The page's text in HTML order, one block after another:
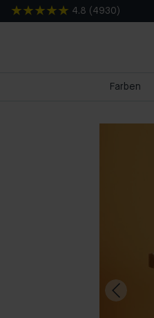
4.8 ( 4930 )
Farben